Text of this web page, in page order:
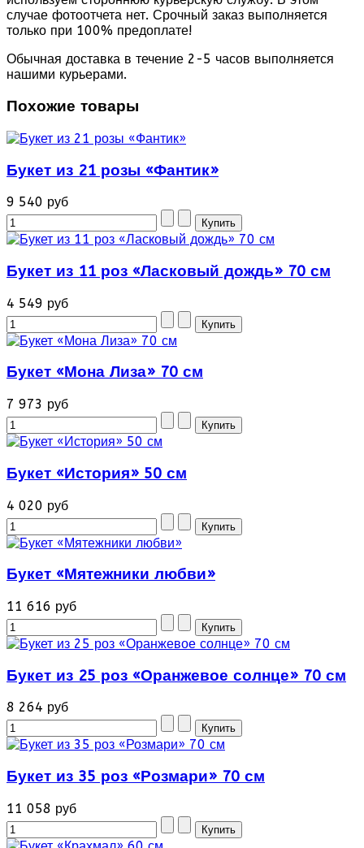
случае фотоотчета нет. Срочный заказ выполняется
только при 100% предоплате!
Обычная доставка в течение 2-5 часов выполняется
нашими курьерами.
Похожие товары
Букет из 21 розы «Фантик»
9 540 руб
Букет из 11 роз «Ласковый дождь» 70 см
4 549 руб
Букет «Мона Лиза» 70 см
7 973 руб
Букет «История» 50 см
4 020 руб
Букет «Мятежники любви»
11 616 руб
Букет из 25 роз «Оранжевое солнце» 70 см
8 264 руб
Букет из 35 роз «Розмари» 70 см
11 058 руб